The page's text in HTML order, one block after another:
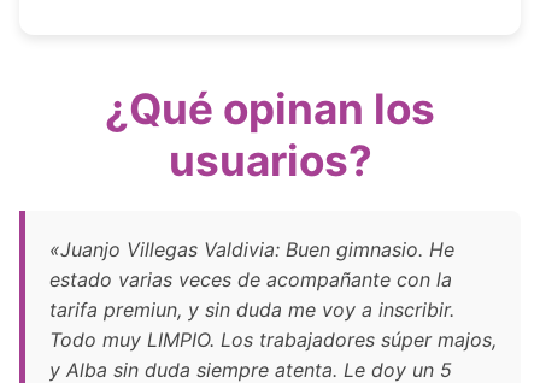
¿Qué opinan los
usuarios?
«Juanjo Villegas Valdivia: Buen gimnasio. He
estado varias veces de acompañante con la
tarifa premiun, y sin duda me voy a inscribir.
Todo muy LIMPIO. Los trabajadores súper majos,
y Alba sin duda siempre atenta. Le doy un 5